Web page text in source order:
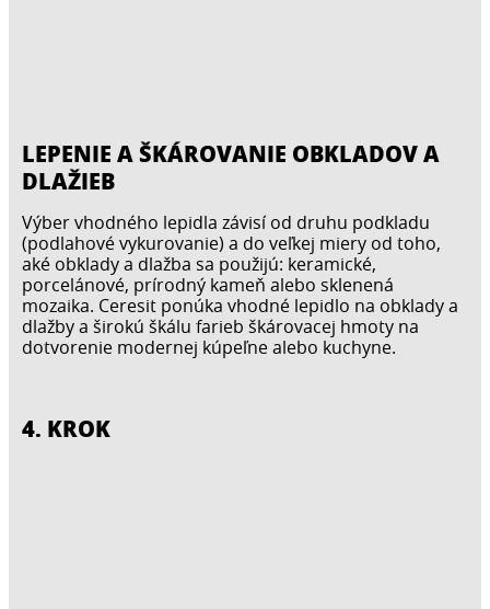
LEPENIE A ŠKÁROVANIE OBKLADOV A
DLAŽIEB
Výber vhodného lepidla závisí od druhu podkladu
(podlahové vykurovanie) a do veľkej miery od toho,
aké obklady a dlažba sa použijú: keramické,
porcelánové, prírodný kameň alebo sklenená
mozaika. Ceresit ponúka vhodné lepidlo na obklady a
dlažby a širokú škálu farieb škárovacej hmoty na
dotvorenie modernej kúpeľne alebo kuchyne.
4. KROK